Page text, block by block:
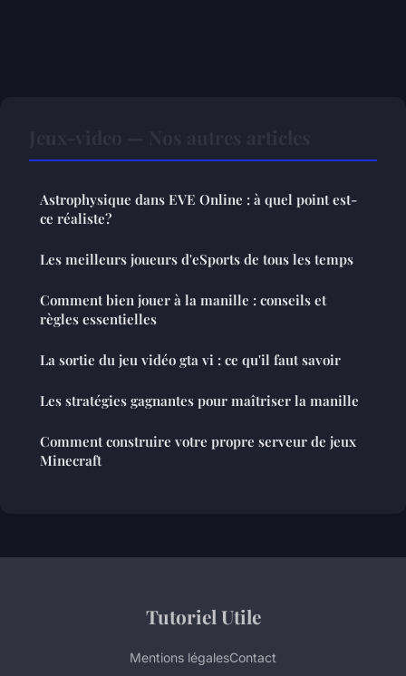
Astrophysique dans EVE Online : à quel point est-
ce réaliste?
Les meilleurs joueurs d'eSports de tous les temps
Comment bien jouer à la manille : conseils et
règles essentielles
La sortie du jeu vidéo gta vi : ce qu'il faut savoir
Les stratégies gagnantes pour maîtriser la manille
Comment construire votre propre serveur de jeux
Minecraft
Tutoriel Utile
Mentions légalesContact